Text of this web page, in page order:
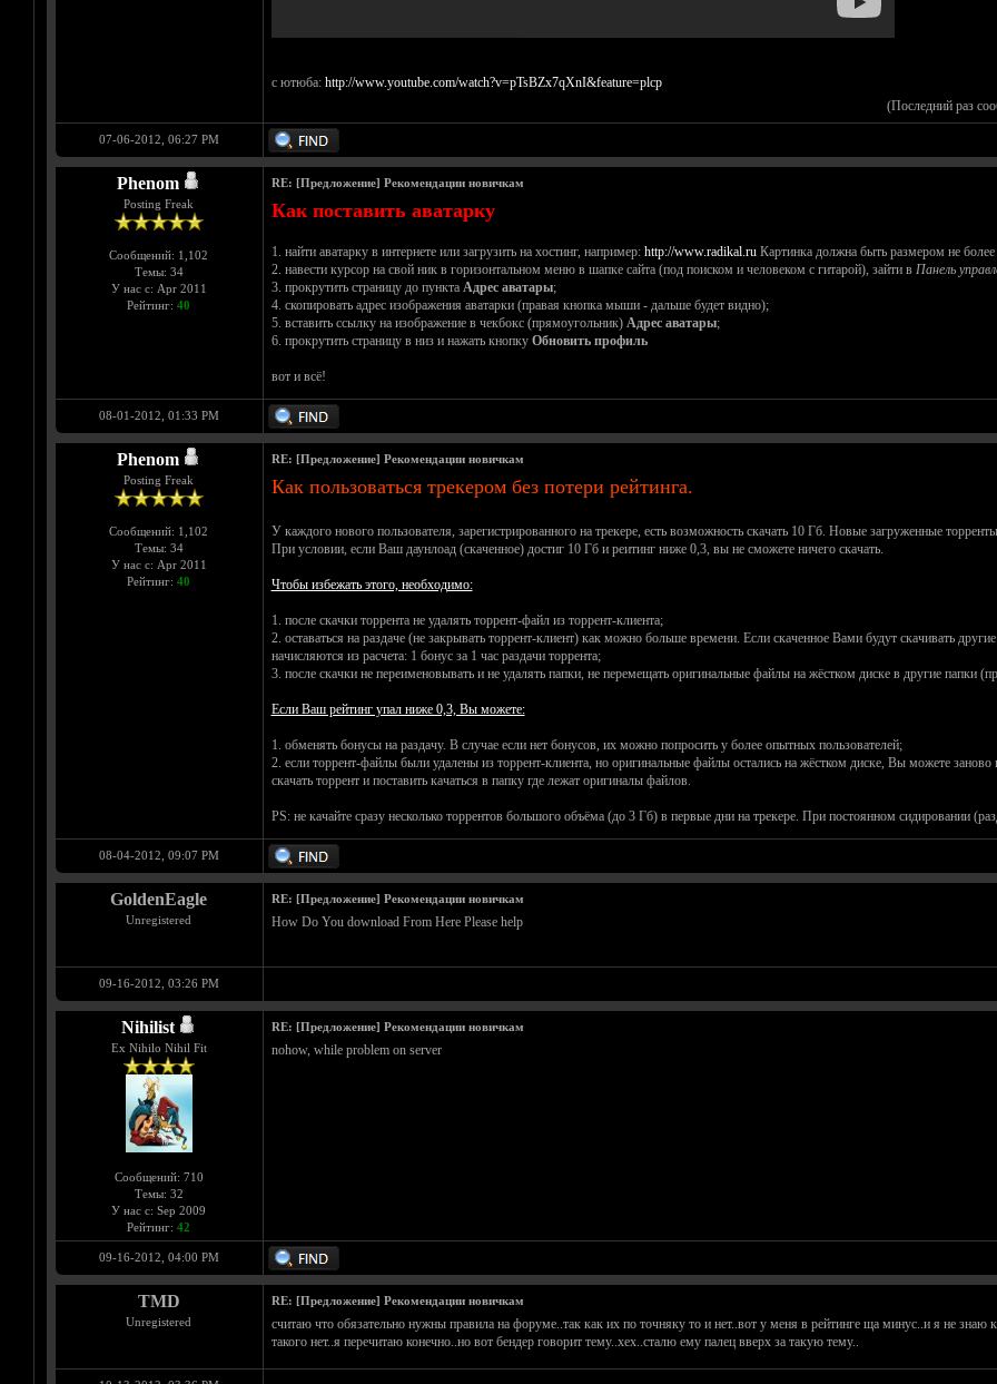
с ютюба: http://www.youtube.com/watch?v=pTsBZx7qXnI&feature=plcp
(Последний раз
07-06-2012, 06:27 PM
Phenom
Posting Freak
Сообщений: 1,102
Темы: 34
У нас с: Apr 2011
Рейтинг: 40
RE: [Предложение] Рекомендации новичкам
Как поставить аватарку
1. найти аватарку в интернете или загрузить на хостинг, например: http://www.radikal.ruКартинка должна быть размером не
2. навести курсор на свой ник в горизонтальном меню в шапке сайта (под поиском и человеком с гитарой), зайти в Панель
3. прокрутить страницу до пункта Адрес аватары;
4. скопировать адрес изображения аватарки (правая кнопка мыши - дальше будет видно);
5. вставить ссылку на изображение в чекбокс (прямоугольник) Адрес аватары;
6. прокрутить страницу в низ и нажать кнопку Обновить профиль
вот и всё!
08-01-2012, 01:33 PM
Phenom
Posting Freak
Сообщений: 1,102
Темы: 34
У нас с: Apr 2011
Рейтинг: 40
RE: [Предложение] Рекомендации новичкам
Как пользоваться трекером без потери рейтинга.
У каждого нового пользователя, зарегистрированного на трекере, есть возможность скачать 10 Гб. Новые загруженные
При условии, если Ваш даунлоад (скаченное) достиг 10 Гб и реитинг ниже 0,3, вы не сможете ничего скачать.
Чтобы избежать этого, необходимо:
1. после скачки торрента не удалять торрент-файл из торрент-клиента;
2. оставаться на раздаче (не закрывать торрент-клиент) как можно больше времени. Если скаченное Вами будут скачивать
начисляются из расчета: 1 бонус за 1 час раздачи торрента;
3. после скачки не переименовывать и не удалять папки, не перемещать оригинальные файлы на жёстком диске в другие папки
Если Ваш рейтинг упал ниже 0,3, Вы можете:
1. обменять бонусы на раздачу. В случае если нет бонусов, их можно попросить у более опытных пользователей;
2. если торрент-файлы были удалены из торрент-клиента, но оригинальные файлы остались на жёстком диске, Вы можете заново
скачать торрент и поставить качаться в папку где лежат оригиналы файлов.
PS: не качайте сразу несколько торрентов большого объёма (до 3 Гб) в первые дни на трекере. При постоянном сидировании
08-04-2012, 09:07 PM
GoldenEagle
Unregistered
RE: [Предложение] Рекомендации новичкам
How Do You download From Here Please help
09-16-2012, 03:26 PM
Nihilist
Ex Nihilo Nihil Fit
Сообщений: 710
Темы: 32
У нас с: Sep 2009
Рейтинг: 42
RE: [Предложение] Рекомендации новичкам
nohow, while problem on server
09-16-2012, 04:00 PM
TMD
Unregistered
RE: [Предложение] Рекомендации новичкам
считаю что обязательно нужны правила на форуме..так как их по точняку то и нет..вот у меня в рейтинге ща минус..и я не знаю
такого нет..я перечитаю конечно..но вот бендер говорит тему..хех..сталю ему палец вверх за такую тему..